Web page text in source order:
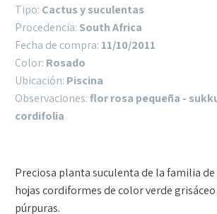
Tipo: Cactus y suculentas
Procedencia: South Africa
Fecha de compra: 11/10/2011
Color: Rosado
Ubicación: Piscina
Observaciones:flor rosa pequeña -
cordifolia
Preciosa planta suculenta de la familia de
hojas cordiformes de color verde
púrpuras.